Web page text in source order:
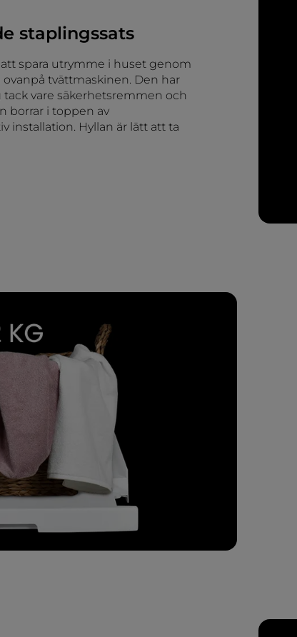
staplingssats
spara utrymme i huset genom
tvättmaskinen. Den har
vare säkerhetsremmen och
borrar i toppen av
installation. Hyllan är lätt att ta